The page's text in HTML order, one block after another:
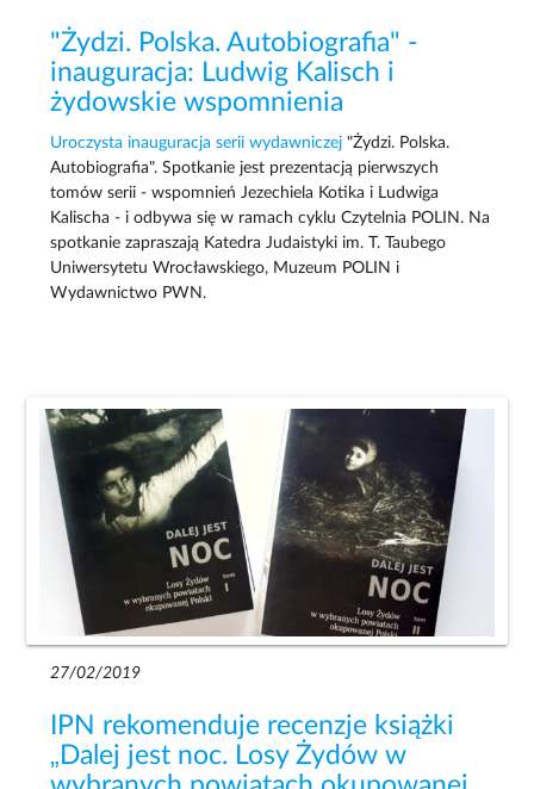
"Żydzi. Polska. Autobiografia" -
inauguracja: Ludwig Kalisch i
żydowskie wspomnienia
Uroczysta inauguracja serii wydawniczej "Żydzi. Polska.
Autobiografia". Spotkanie jest prezentacją pierwszych
tomów serii - wspomnień Jezechiela Kotika i Ludwiga
Kalischa - i odbywa się w ramach cyklu Czytelnia POLIN. Na
spotkanie zapraszają Katedra Judaistyki im. T. Taubego
Uniwersytetu Wrocławskiego, Muzeum POLIN i
Wydawnictwo PWN.
27/02/2019
IPN rekomenduje recenzje książki
„Dalej jest noc. Losy Żydów w